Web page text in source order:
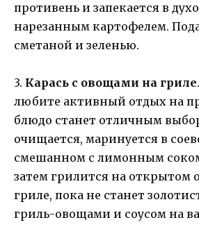
противень и запекается в
нарезанным картофелем.
сметаной и зеленью.
3. Карась с овощами на гриле
любите активный отдых на
блюдо станет отличным
очищается, маринуется в
смешанном с лимонным
затем грилится на открытом
гриле, пока не станет
гриль-овощами и соусом на